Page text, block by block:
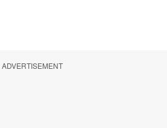
ADVERTISEMENT